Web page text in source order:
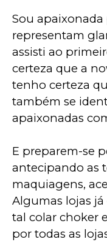
Sou
representam
assisti ao
certeza que a
tenho certeza
também se
apaixonadas
E preparem-se
antecipando as
maquiagens,
Algumas lojas
tal colar choker
por todas as